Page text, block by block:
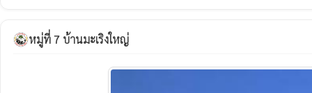
หมู่ที่ 7 บ้านมะเริงใหญ่